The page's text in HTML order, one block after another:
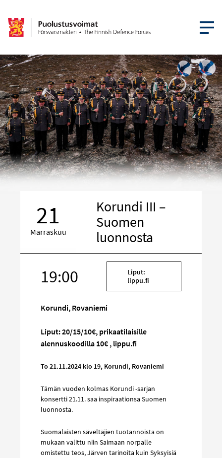
AVAA
21
Marraskuu
Korundi III –
Suomen
luonnosta
19:00
sosiaalisessa
mediassa
Liput:
lippu.fi
Korundi, Rovaniemi
Liput: 20/15/10€, prikaatilaisille
alennuskoodilla 10€ , lippu.fi
To 21.11.2024 klo 19, Korundi, Rovaniemi
Tämän vuoden kolmas Korundi -sarjan
konsertti 21.11. saa inspiraationsa Suomen
luonnosta.
Suomalaisten säveltäjien tuotannoista on
mukaan valittu niin Saimaan norpalle
omistettu teos, Järven tarinoita kuin Syksyisiä